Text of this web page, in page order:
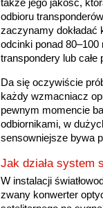
także jego jakość,
odbioru
zaczynamy dokładać
odcinki ponad
transpondery lub całe
Da się oczywiście
każdy wzmacniacz
pewnym momencie
odbiornikami, w
sensowniejsze bywa
Jak działa system
W instalacji
zwany konwerter